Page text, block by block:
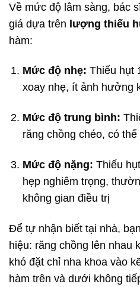
Về mức độ lâm sàng, bác
giá dựa trên lượng thiếu
hàm:
Mức độ nhẹ: Thiếu hụt
xoay nhẹ, ít ảnh hưởng
Mức độ trung bình:
răng chồng chéo, có
Mức độ nặng: Thiếu
hẹp nghiêm trọng,
không gian điều trị
Để tự nhận biết tại nhà,
hiệu: răng chồng lên nhau
khó đặt chỉ nha khoa vào
hàm trên và dưới không